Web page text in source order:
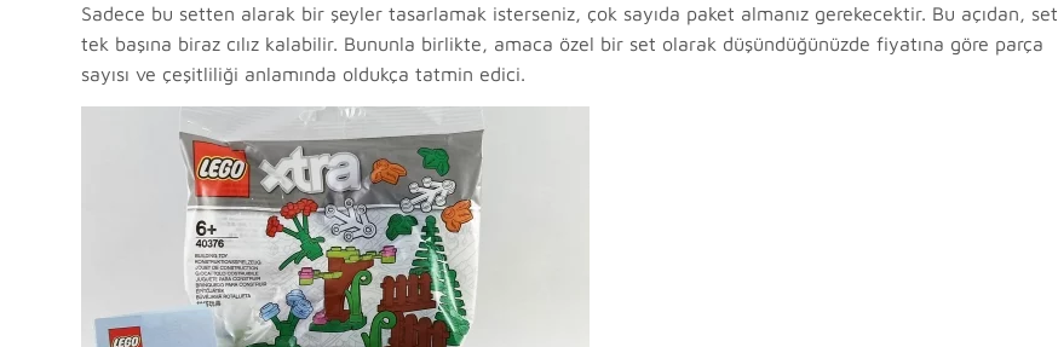
Sadece bu setten alarak bir şeyler tasarlamak isterseniz, çok sayıda paket almanız gerekecektir. Bu açıdan, set
tek başına biraz cılız kalabilir. Bununla birlikte, amaca özel bir set olarak düşündüğünüzde fiyatına göre parça
sayısı ve çeşitliliği anlamında oldukça tatmin edici.